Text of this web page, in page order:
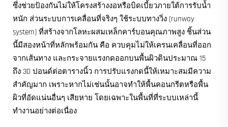
ซึ่งช่วยป้องกันไม่ให้โครงสร้างงอหรือบิดเบี้ยวภายใต้การรับน้ำ
หนัก ส่วนระบบการเคลื่อนที่จริงๆ ใช้ระบบทางวิ่ง (runway
system) ที่สร้างจากโลหะผสมเหล็กคาร์บอนคุณภาพสูง ชิ้นส่วน
นี้มีสองหน้าที่หลักพร้อมกัน คือ ควบคุมไม่ให้เครนเคลื่อนที่ออก
จากเส้นทาง และกระจายแรงกดออกบนพื้นผิวดินประมาณ 15
ถึง 30 ปอนด์ต่อตารางนิ้ว การปรับแรงกดนี้ให้เหมาะสมมีความ
สำคัญมาก เพราะหากไม่เช่นนั้นอาจทำให้พื้นคอนกรีตหรือพื้น
ผิวที่อัดแน่นอื่นๆ เสียหาย โดยเฉพาะในพื้นที่ที่ระบบเหล่านี้
ทำงานอย่างต่อเนื่อง